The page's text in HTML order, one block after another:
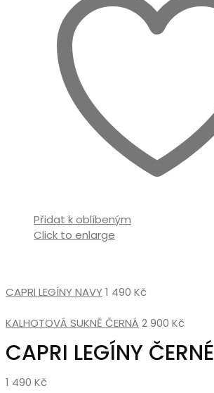
Přidat k oblíbeným
Click to enlarge
CAPRI LEGÍNY NAVY1 490 Kč
KALHOTOVÁ SUKNĚ ČERNÁ 2 900 Kč
CAPRI LEGÍNY ČERNÉ
1 490 Kč